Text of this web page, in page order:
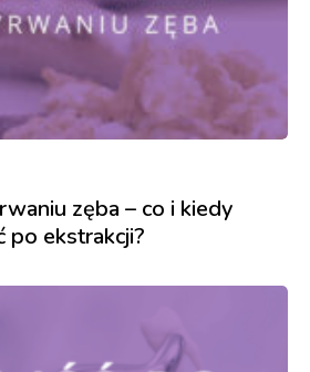
zęba – co i kiedy
po ekstrakcji?